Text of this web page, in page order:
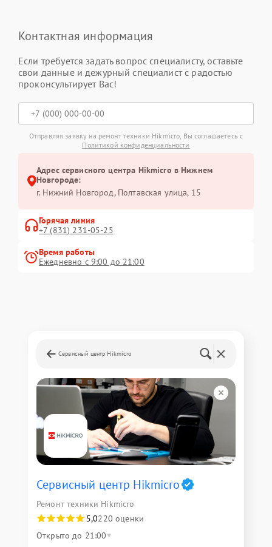
Контактная информация
Если требуется задать вопрос специалисту, оставьте
свои данные и дежурный специалист с радостью
проконсультирует Вас!
Отправляя заявку на ремонт техники Hikmicro, Вы соглашаетесь с
Политикой конфиденциальности
Адрес сервисного центра Hikmicro в Нижнем
Новгороде:
г. Нижний Новгород, Полтавская улица, 15
Горячая линия
+7 (831) 231-05-25
Время работы
Ежедневно с 9:00 до 21:00
Сервисный центр Hikmicro
Сервисный центр Hikmicro
Ремонт техники Hikmicro
5,0220 оценки
Открыто до 21:00